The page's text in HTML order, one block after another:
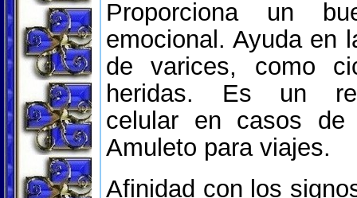
Proporciona un
emocional. Ayuda en
de varices, como
heridas. Es un
celular en casos de
Amuleto para viajes.
Afinidad con los